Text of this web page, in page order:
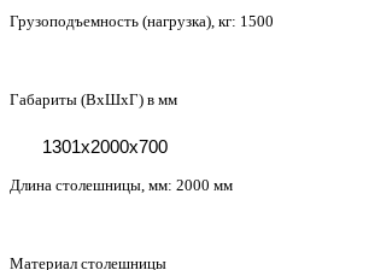
Грузоподъемность (нагрузка), кг: 1500
Габариты (ВхШхГ) в мм
1301х2000х700
Длина столешницы, мм: 2000 мм
Материал столешницы